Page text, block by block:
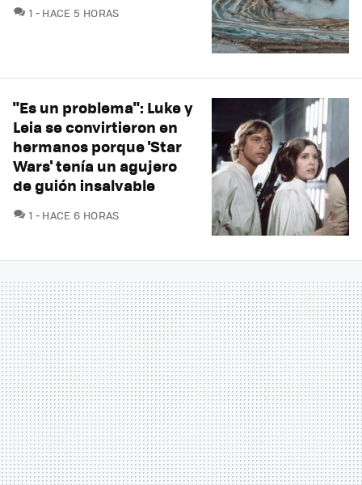
1 COMENTARIOS
HACE 5 HORAS
"Es un problema": Luke y
Leia se convirtieron en
hermanos porque 'Star
Wars' tenía un agujero
de guión insalvable
1 COMENTARIOS
HACE 6 HORAS